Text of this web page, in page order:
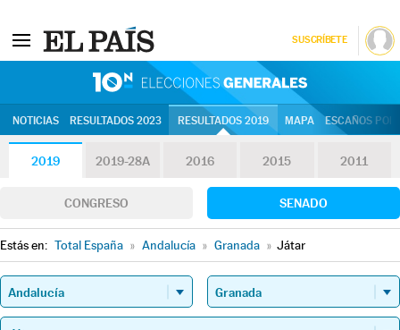
SUSCRÍBETE
NOTICIAS RESULTADOS 2023 RESULTADOS 2019 MAPA ESCAÑOS
2019 2019-28A 2016 2015 2011
CONGRESO SENADO
Estás en: Total España » Andalucía » Granada » Játar